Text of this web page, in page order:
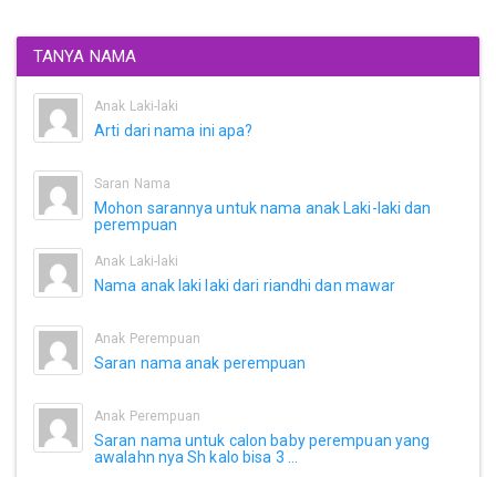
TANYA NAMA
Anak Laki-laki
Arti dari nama ini apa?
Saran Nama
Mohon sarannya untuk nama anak Laki-laki dan
perempuan
Anak Laki-laki
Nama anak laki laki dari riandhi dan mawar
Anak Perempuan
Saran nama anak perempuan
Anak Perempuan
Saran nama untuk calon baby perempuan yang
awalahn nya Sh kalo bisa 3 ...